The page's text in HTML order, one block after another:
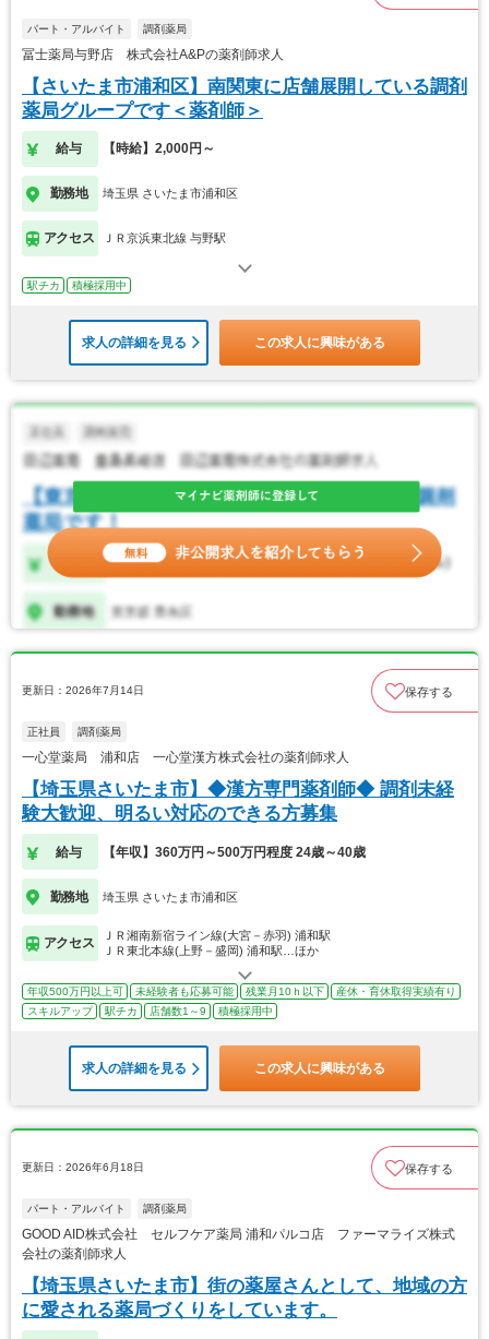
パート・アルバイト 調剤薬局
冨士薬局与野店 株式会社A&Pの薬剤師求人
【さいたま市浦和区】南関東に店舗展開している調剤
薬局グループです＜薬剤師＞
給与 【時給】2,000円～
勤務地 埼玉県 さいたま市浦和区
アクセス ＪＲ京浜東北線 与野駅
駅チカ 積極採用中
求人の詳細を見る この求人に興味がある
更新日：2026年7月14日 保存する
正社員 調剤薬局
一心堂薬局 浦和店 一心堂漢方株式会社の薬剤師求人
【埼玉県さいたま市】◆漢方専門薬剤師◆ 調剤未経
験大歓迎、明るい対応のできる方募集
給与 【年収】360万円～500万円程度 24歳～40歳
勤務地 埼玉県 さいたま市浦和区
アクセス
ＪＲ湘南新宿ライン線(大宮－赤羽) 浦和駅
ＪＲ東北本線(上野－盛岡) 浦和駅…ほか
年収500万円以上可 未経験者も応募可能 残業月10ｈ以下
産休・育休取得実績有り
スキルアップ
駅チカ 店舗数1～9 積極採用中
求人の詳細を見る この求人に興味がある
更新日：2026年6月18日 保存する
パート・アルバイト 調剤薬局
GOOD AID株式会社 セルフケア薬局 浦和パルコ店 ファーマライズ株式
会社の薬剤師求人
【埼玉県さいたま市】街の薬屋さんとして、地域の方
に愛される薬局づくりをしています。